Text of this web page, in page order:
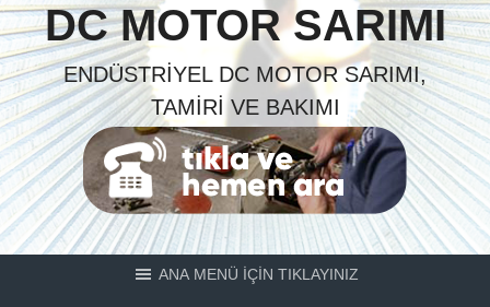
DC MOTOR SARIMI
ENDÜSTRIYEL DC MOTOR SARIMI,
TAMIRI VE BAKIMI
ANA MENÜ İÇİN TIKLAYINIZ